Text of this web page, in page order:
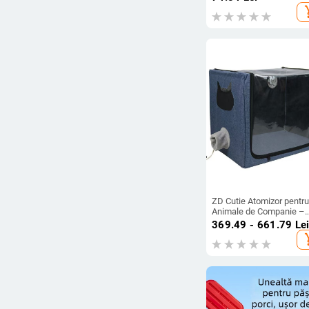
pentru capturarea
ZD Cutie Atomizor pentru
Animale de Companie –
Pliabilă, Portabilă,
Capacitate Mare, pentru
și uscare pisici și câini
369.49 - 661.79 Lei